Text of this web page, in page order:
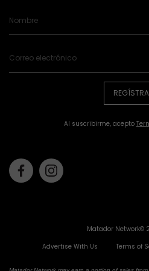
Al suscribirme, acepto
Facebook
Matador Network©
Advertise With Us
Terms of